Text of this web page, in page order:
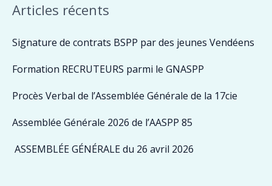
Articles récents
Signature de contrats BSPP par des jeunes Vendéens
Formation RECRUTEURS parmi le GNASPP
Procès Verbal de l’Assemblée Générale de la 17cie
Assemblée Générale 2026 de l’AASPP 85
ASSEMBLÉE GÉNÉRALE du 26 avril 2026